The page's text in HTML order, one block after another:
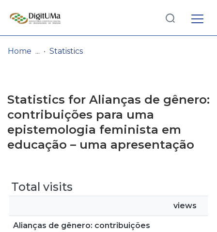
Browse repository
Entities
Log
In(current)
Home Statistics
Statistics for Alianças de gênero:
contribuições para uma
epistemologia feminista em
educação – uma apresentação
Total visits
views
Alianças de gênero: contribuições